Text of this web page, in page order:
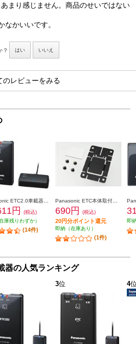
まり感じません。商品のせいではない
なかいいです。
？ はい いいえ
レビューをみる
円
(税込)
庫残りわずか）
(14件)
690円 (税込)
20円分ポイント還元
即納（在庫あり）
(1件)
即
器の人気ランキング
3位 4